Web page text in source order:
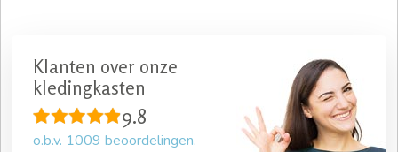
Klanten over onze
kledingkasten
9.8
o.b.v. 1009 beoordelingen.